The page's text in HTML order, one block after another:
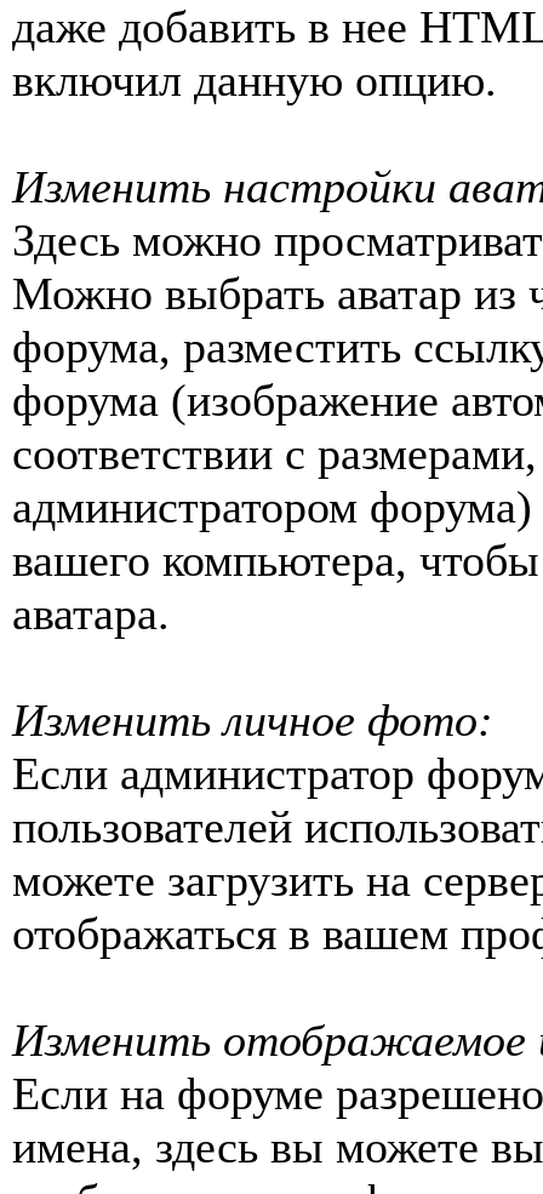
даже добавить в нее
включил данную опцию.
Изменить настройки
Здесь можно
Можно выбрать аватар из
форума, разместить
форума (изображение
соответствии с
администратором форума)
вашего компьютера, чтобы
аватара.
Изменить личное фото:
Если администратор
пользователей
можете загрузить на
отображаться в вашем
Изменить отображаемое
Если на форуме
имена, здесь вы можете